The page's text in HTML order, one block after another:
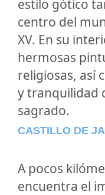
estilo gótico
centro del
XV. En su
hermosas
religiosas, así
y tranquilidad
sagrado.
CASTILLO DE
A pocos
encuentra el